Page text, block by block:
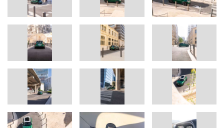
Micaela Sandstede, Leiterin Kommunikation MINI
Telefon: +49-176-601-61611
E-Mail:micaela.sandstede@bmw.de